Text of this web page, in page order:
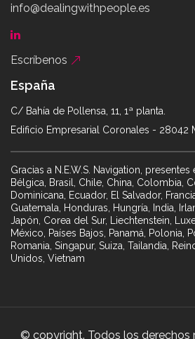
info@dealingwithpeople.es
Escríbenos
España
C/ Bahía de Pollensa, 11, 1ª planta.
Edificio Empresarial Coronales - 28042
Gracias a N.E.W.S. Navigation, presentes
Bélgica, Brasil, Chile, China, Colombia,
Dominicana, Ecuador, El Salvador,
Guatemala, Honduras, Hungría, India,
Japón, Corea del Sur, Liechtenstein,
México, Países Bajos, Panamá, Polonia,
Romania, Singapur, Suiza, Tailandia,
Unidos, Vietnam
© copyright. Todos los derechos